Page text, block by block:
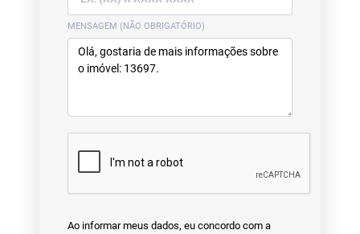
MENSAGEM (NÃO OBRIGATÓRIO)
Ao informar meus dados, eu concordo com a